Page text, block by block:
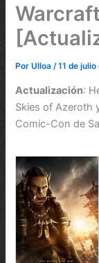
PorUlloa/11 de julio
Actualización:
Skies of Azeroth
Comic-Con de